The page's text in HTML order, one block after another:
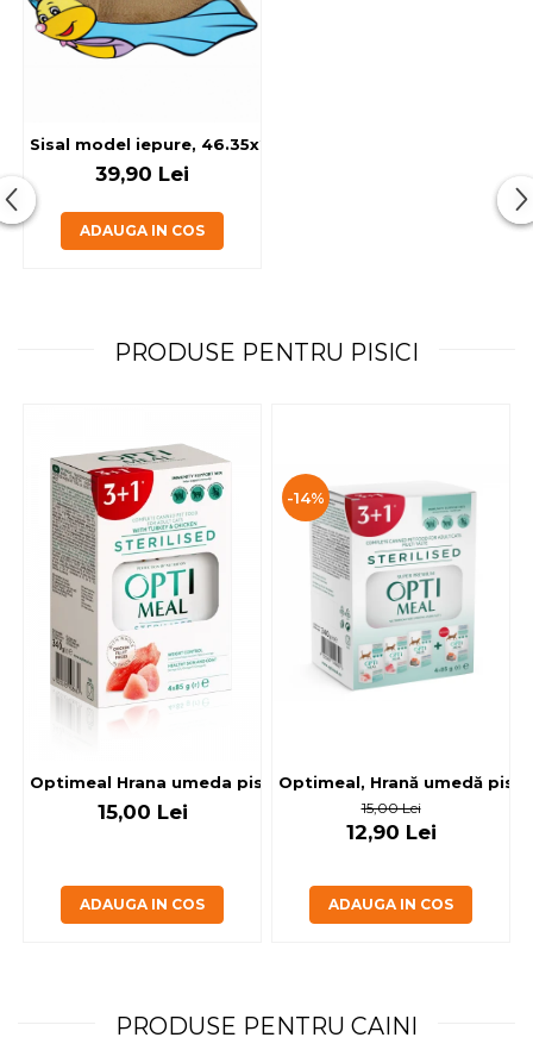
Sisal model iepure, 46.35x21.59x18.09, PCUD8
39,90 Lei
ADAUGA IN COS
PRODUSE PENTRU PISICI
Optimeal Hrana umeda pisici
15,00 Lei
ADAUGA IN COS
-14%
Optimeal, Hrană umedă
15,00 Lei
12,90 Lei
ADAUGA IN COS
PRODUSE PENTRU CAINI